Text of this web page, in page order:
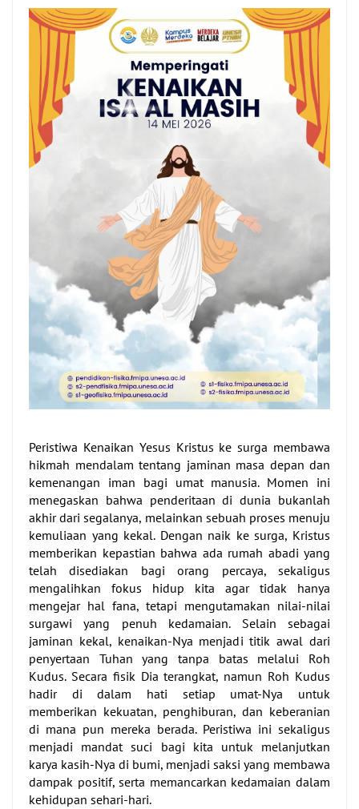
Peristiwa Kenaikan Yesus Kristus ke surga membawa
hikmah mendalam tentang jaminan masa depan dan
kemenangan iman bagi umat manusia. Momen ini
menegaskan bahwa penderitaan di dunia bukanlah
akhir dari segalanya, melainkan sebuah proses menuju
kemuliaan yang kekal. Dengan naik ke surga, Kristus
memberikan kepastian bahwa ada rumah abadi yang
telah disediakan bagi orang percaya, sekaligus
mengalihkan fokus hidup kita agar tidak hanya
mengejar hal fana, tetapi mengutamakan nilai-nilai
surgawi yang penuh kedamaian. Selain sebagai
jaminan kekal, kenaikan-Nya menjadi titik awal dari
penyertaan Tuhan yang tanpa batas melalui Roh
Kudus. Secara fisik Dia terangkat, namun Roh Kudus
hadir di dalam hati setiap umat-Nya untuk
memberikan kekuatan, penghiburan, dan keberanian
di mana pun mereka berada. Peristiwa ini sekaligus
menjadi mandat suci bagi kita untuk melanjutkan
karya kasih-Nya di bumi, menjadi saksi yang membawa
dampak positif, serta memancarkan kedamaian dalam
kehidupan sehari-hari.